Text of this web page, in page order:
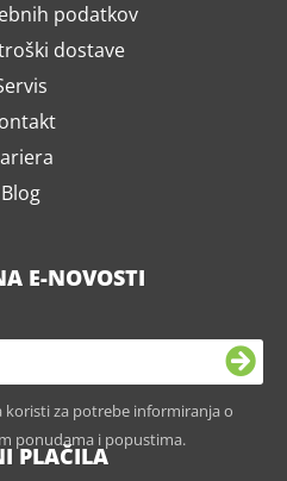
podatkov
dostave
Blog
E-NOVOSTI
koristi za potrebe informiranja o
ponudama i popustima.
PLAČILA